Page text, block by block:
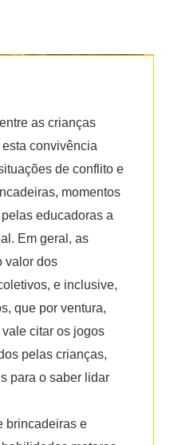
as crianças
convivência
de conflito e
momentos
educadoras a
Em geral, as
valor dos
e inclusive,
que por ventura,
citar os jogos
pelas crianças,
para o saber lidar
brincadeiras e